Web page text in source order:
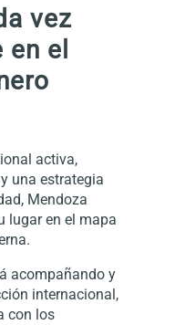
vez
el
activa,
una estrategia
Mendoza
lugar en el mapa
acompañando y
internacional,
con los